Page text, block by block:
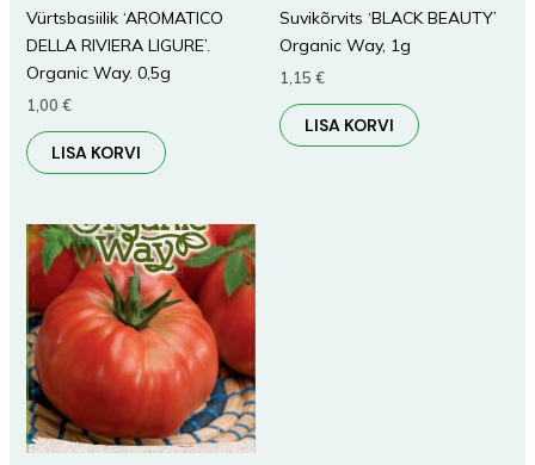
Vürtsbasiilik ‘AROMATICO
DELLA RIVIERA LIGURE’.
Organic Way. 0,5g
1,00 €
LISA KORVI
Suvikõrvits ‘BLACK BEAUTY’
Organic Way, 1g
1,15 €
LISA KORVI